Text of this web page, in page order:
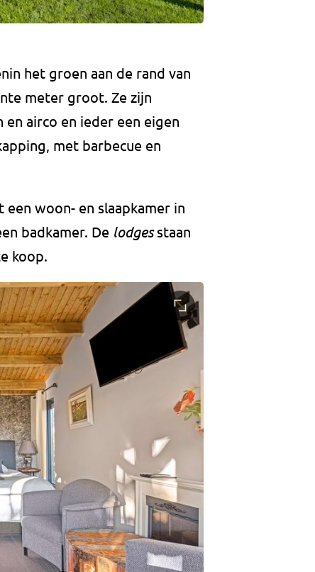
het groen aan de rand van
meter groot. Ze zijn
airco en ieder een eigen
met barbecue en
woon- en slaapkamer in
badkamer. De lodgesstaan
koop.